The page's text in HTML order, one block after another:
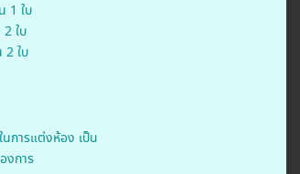
1 ใบ
ใบ
ใบ
การแต่งห้อง เป็น
งการ